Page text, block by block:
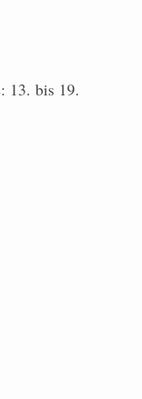
13. bis 19.